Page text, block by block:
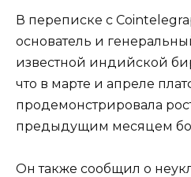
В переписке с
основатель и
известной индийской
что в марте и апреле
продемонстрировала
предыдущим месяцем
Он также сообщил о